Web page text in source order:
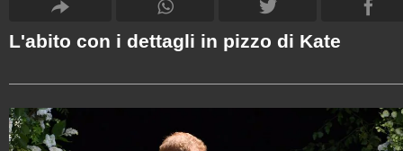
L'abito con i dettagli in pizzo di Kate